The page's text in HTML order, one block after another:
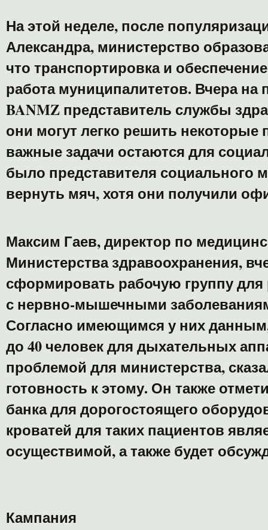
На этой неделе, после
Александра, министерство
что транспортировка и
работа муниципалитетов. Вчера на
BANMZ представитель службы
они могут легко решить
важные задачи остаются для
было представителя социального
вернуть мяч, хотя они получили
Максим Гаев, директор по
Министерства здравоохранения,
сформировать рабочую группудля
с нервно-мышечными
Согласно имеющимся у них данным,
до 40 человек для дыхательных
проблемой для министерства,
готовность к этому. Он также
банка для дорогостоящего
кроватей для таких пациентов
осуществимой, а также будет
Кампания